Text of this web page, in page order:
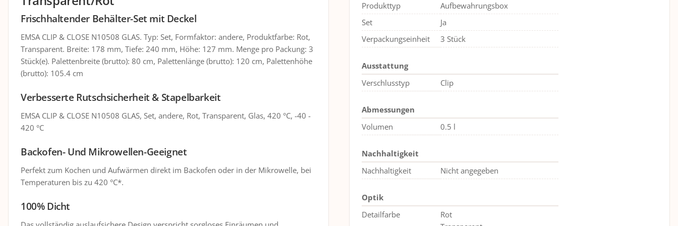
Frischhaltender Behälter-Set mit Deckel
EMSA CLIP & CLOSE N10508 GLAS. Typ: Set, Formfaktor: andere, Produktfarbe: Rot,
Transparent. Breite: 178 mm, Tiefe: 240 mm, Höhe: 127 mm. Menge pro Packung: 3
Stück(e). Palettenbreite (brutto): 80 cm, Palettenlänge (brutto): 120 cm, Palettenhöhe
(brutto): 105.4 cm
Verbesserte Rutschsicherheit & Stapelbarkeit
EMSA CLIP & CLOSE N10508 GLAS, Set, andere, Rot, Transparent, Glas, 420 °C, -40 -
420 °C
Backofen- Und Mikrowellen-Geeignet
Perfekt zum Kochen und Aufwärmen direkt im Backofen oder in der Mikrowelle, bei
Temperaturen bis zu 420 °C*.
100% Dicht
Produkttyp
Aufbewahrungsbox
Set
Ja
Verpackungseinheit
3 Stück
Ausstattung
Verschlusstyp
Clip
Abmessungen
Volumen
0.5 l
Nachhaltigkeit
Nachhaltigkeit
Nicht angegeben
Optik
Detailfarbe
Rot